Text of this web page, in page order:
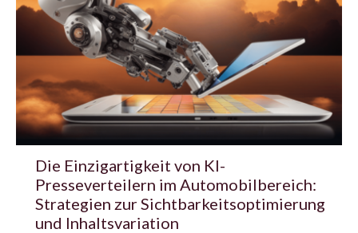
Die Einzigartigkeit von KI-
Presseverteilern im Automobilbereich:
Strategien zur Sichtbarkeitsoptimierung
und Inhaltsvariation